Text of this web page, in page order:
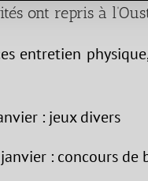
ont repris à
entretien
: jeux divers
: concours de